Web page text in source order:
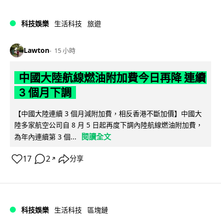
科技娛樂 生活科技 旅遊
Lawton 15 小時
中國大陸航線燃油附加費今日再降 連續
3 個月下調
【中國大陸連續 3 個月減附加費，相反香港不斷加價】中國大
陸多家航空公司自 8 月 5 日起再度下調內陸航線燃油附加費，
為年內連續第 3 個...
閱讀全文
17 2 ↗ 分享
科技娛樂 生活科技 區塊鏈